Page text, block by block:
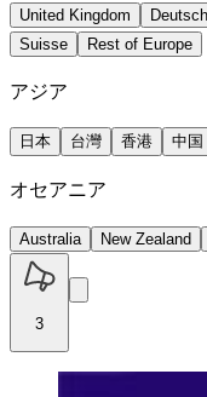
United Kingdom
Suisse
Rest of Europe
アジア
日本 台灣 香港 中国
オセアニア
Australia New Zealand
3